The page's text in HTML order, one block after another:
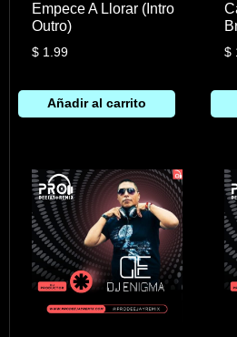
Empece A Llorar (Intro
Outro)
$1.99
Añadir al carrito
$